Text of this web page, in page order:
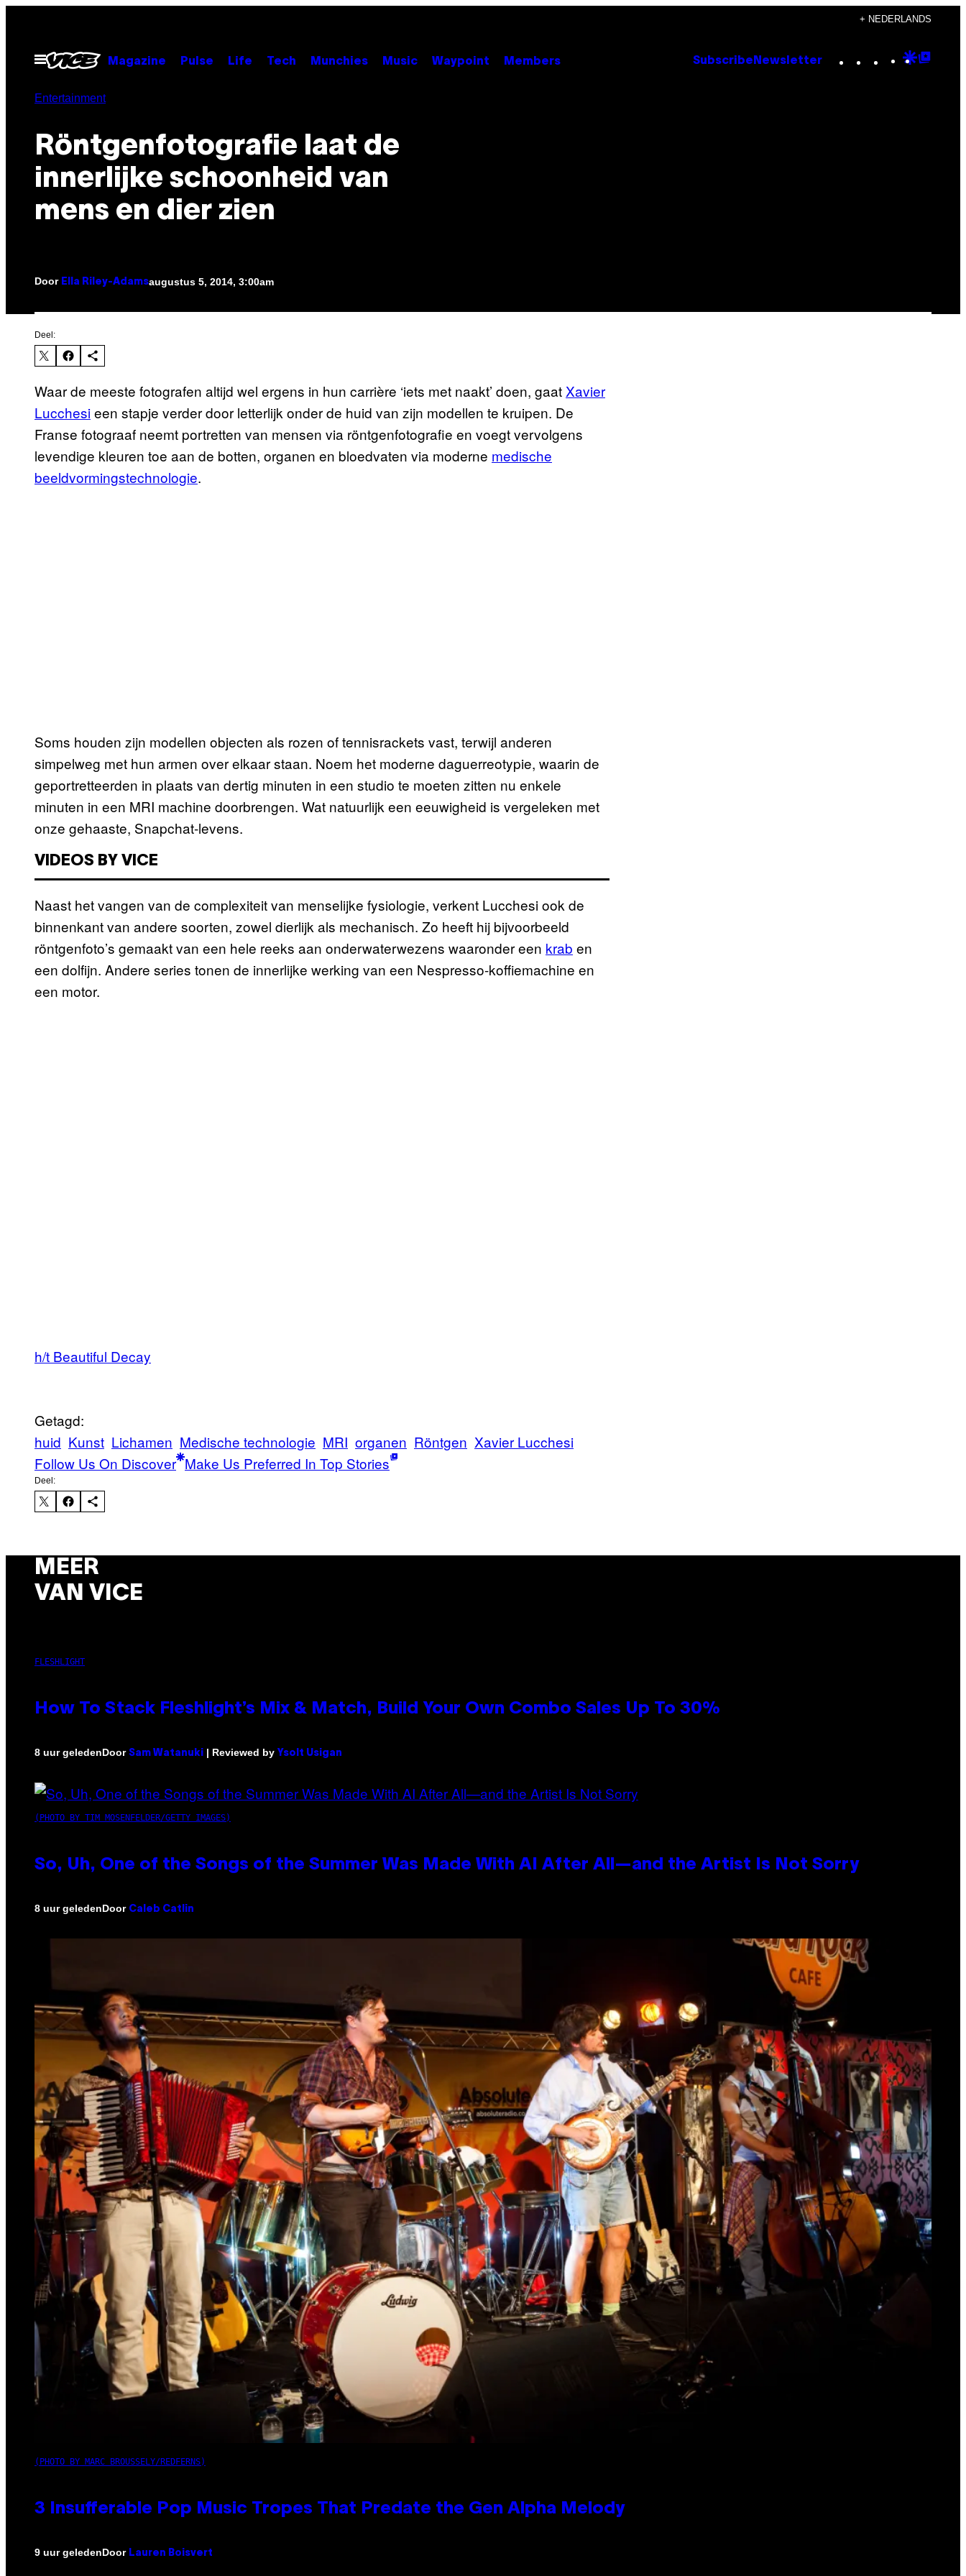
+ NEDERLANDS
Open
menu
Magazine Pulse Life Tech Munchies Music Waypoint Members Subscribe Newsletter Instagram
TikTok
YouTube
Google
Entertainment
Röntgenfotografie laat de
innerlijke schoonheid van
mens en dier zien
Door Ella Riley-Adamsaugustus 5, 2014, 3:00am
Deel:
Waar de meeste fotografen altijd wel ergens in hun carrière ‘iets met naakt’ doen, gaat Xavier
Lucchesieen stapje verder door letterlijk onder de huid van zijn modellen te kruipen. De
Franse fotograaf neemt portretten van mensen via röntgenfotografie en voegt vervolgens
levendige kleuren toe aan de botten, organen en bloedvaten via moderne medische
beeldvormingstechnologie.
Soms houden zijn modellen objecten als rozen of tennisrackets vast, terwijl anderen
simpelweg met hun armen over elkaar staan. Noem het moderne daguerreotypie, waarin de
geportretteerden in plaats van dertig minuten in een studio te moeten zitten nu enkele
minuten in een MRI machine doorbrengen. Wat natuurlijk een eeuwigheid is vergeleken met
onze gehaaste, Snapchat-levens.
VIDEOS BY VICE
Naast het vangen van de complexiteit van menselijke fysiologie, verkent Lucchesi ook de
binnenkant van andere soorten, zowel dierlijk als mechanisch. Zo heeft hij bijvoorbeeld
röntgenfoto’s gemaakt van een hele reeks aan onderwaterwezens waaronder een krab en
een dolfijn. Andere series tonen de innerlijke werking van een Nespresso-koffiemachine en
een motor.
h/t Beautiful Decay
Getagd:
huid Kunst Lichamen Medische technologie MRI organen Röntgen Xavier Lucchesi
Follow Us On Discover Make Us Preferred In Top Stories
Deel:
MEER
VAN VICE
FLESHLIGHT
How To Stack Fleshlight’s Mix & Match, Build Your Own Combo Sales Up To 30%
8 uur geledenDoor Sam Watanuki | Reviewed by Ysolt Usigan
(PHOTO BY TIM MOSENFELDER/GETTY IMAGES)
So, Uh, One of the Songs of the Summer Was Made With AI After All—and the Artist Is Not Sorry
8 uur geledenDoor Caleb Catlin
(PHOTO BY MARC BROUSSELY/REDFERNS)
3 Insufferable Pop Music Tropes That Predate the Gen Alpha Melody
9 uur geledenDoor Lauren Boisvert